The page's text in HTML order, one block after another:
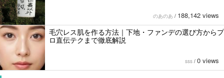
のあのあ / 188,142 views
毛穴レス肌を作る方法｜下地・ファンデの選び方からプ
ロ直伝テクまで徹底解説
sss / 0 views